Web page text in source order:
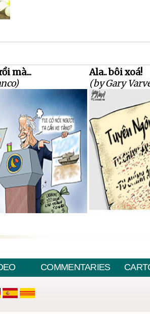
mà...
Ala.. bôi xoá!
(by Gary
COMMENTARIES